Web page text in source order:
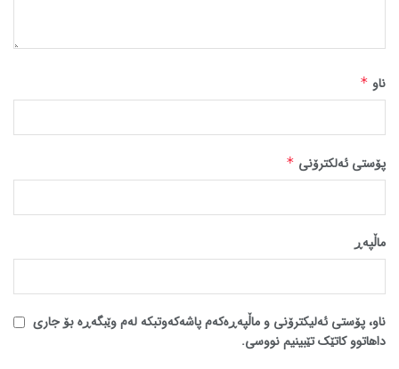
ناو *
پۆستی ئەلکترۆنی *
ماڵپه‌ڕ
ناو، پۆستی ئەلیکترۆنی و ماڵپەڕەکەم پاشەکەوتبکە لەم وێبگەڕە بۆ جاری
داهاتوو کاتێک تێبینیم نووسی.